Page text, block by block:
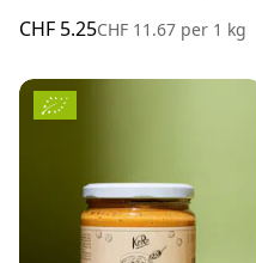
CHF 5.25CHF 11.67 per 1 kg